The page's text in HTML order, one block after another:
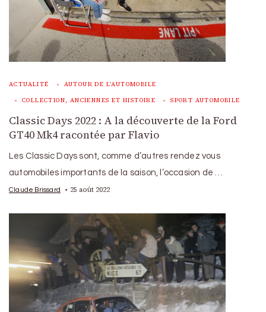
ACTUALITÉ AUTOUR DE L'AUTOMOBILE
COLLECTION, ANCIENNES ET HISTOIRE SPORT AUTOMOBILE
Classic Days 2022 : A la découverte de la Ford
GT40 Mk4 racontée par Flavio
Les Classic Days sont, comme d’autres rendez vous
automobiles importants de la saison, l’occasion de …
Claude Brissard 25 août 2022